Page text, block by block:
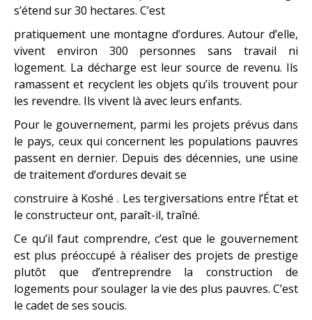
s’étend sur 30 hectares. C’est
pratiquement une montagne d’ordures. Autour d’elle,
vivent environ 300 personnes sans travail ni
logement. La décharge est leur source de revenu. Ils
ramassent et recyclent les objets qu’ils trouvent pour
les revendre. Ils vivent là avec leurs enfants.
Pour le gouvernement, parmi les projets prévus dans
le pays, ceux qui concernent les populations pauvres
passent en dernier. Depuis des décennies, une usine
de traitement d’ordures devait se
construire à Koshé . Les tergiversations entre l’État et
le constructeur ont, paraît-il, traîné.
Ce qu’il faut comprendre, c’est que le gouvernement
est plus préoccupé à réaliser des projets de prestige
plutôt que d’entreprendre la construction de
logements pour soulager la vie des plus pauvres. C’est
le cadet de ses soucis.